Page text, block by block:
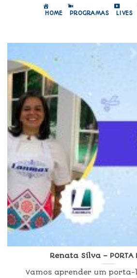
HOME PROGRAMAS LIVES
Renata Silva – PORTA
Vamos aprender um